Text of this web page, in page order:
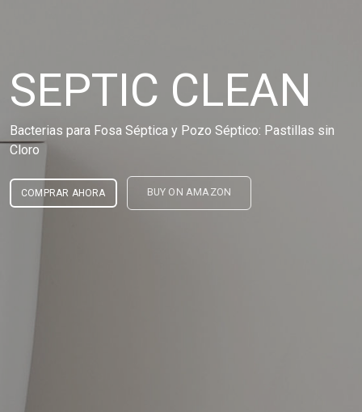
SEPTIC CLEAN
Bacterias para Fosa Séptica y Pozo Séptico: Pastillas sin
Cloro
COMPRAR AHORA BUY ON AMAZON